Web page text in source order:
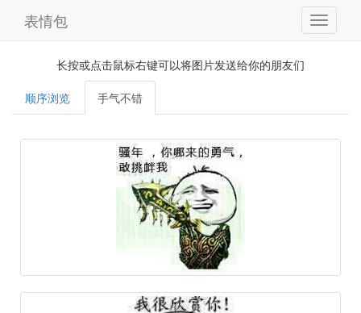
表情包
长按或点击鼠标右键可以将图片发送给你的朋友们
顺序浏览 手气不错